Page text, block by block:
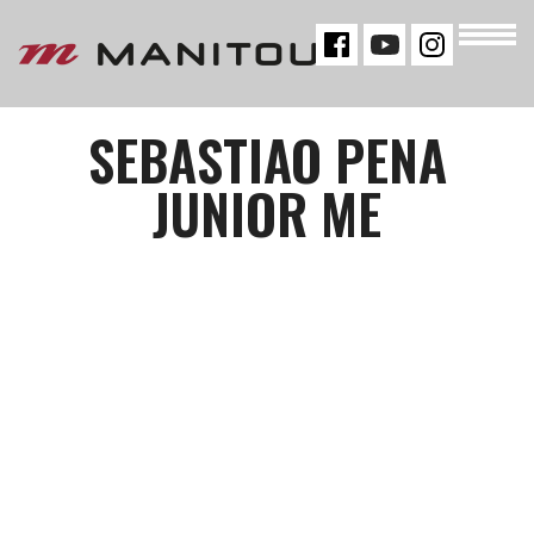
« VOLTAR
SEBASTIAO PENA
JUNIOR ME